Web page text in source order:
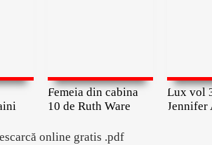
Femeia din cabina
10 de Ruth Ware
Lux vol
Jennifer
online gratis .pdf